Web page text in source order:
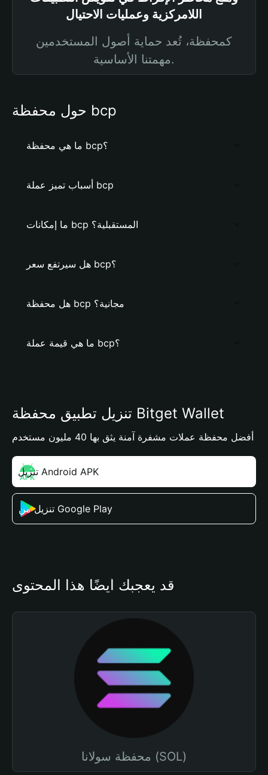
اللامركزية وعمليات الاحتيال
كمحفظة، تُعد حماية أصول المستخدمين
مهمتنا الأساسية.
حول محفظة bcp
ما هي محفظة bcp؟
أسباب تميز عملة bcp
ما إمكانات bcp المستقبلية؟
هل سيرتفع سعر bcp؟
هل محفظة bcp مجانية؟
ما هي قيمة عملة bcp؟
تنزيل تطبيق محفظة Bitget Wallet
أفضل محفظة عملات مشفرة آمنة يثق بها 40 مليون مستخدم
تنزيل Android APK
تنزيل من Google Play
قد يعجبك أيضًا هذا المحتوى
محفظة سولانا (SOL)